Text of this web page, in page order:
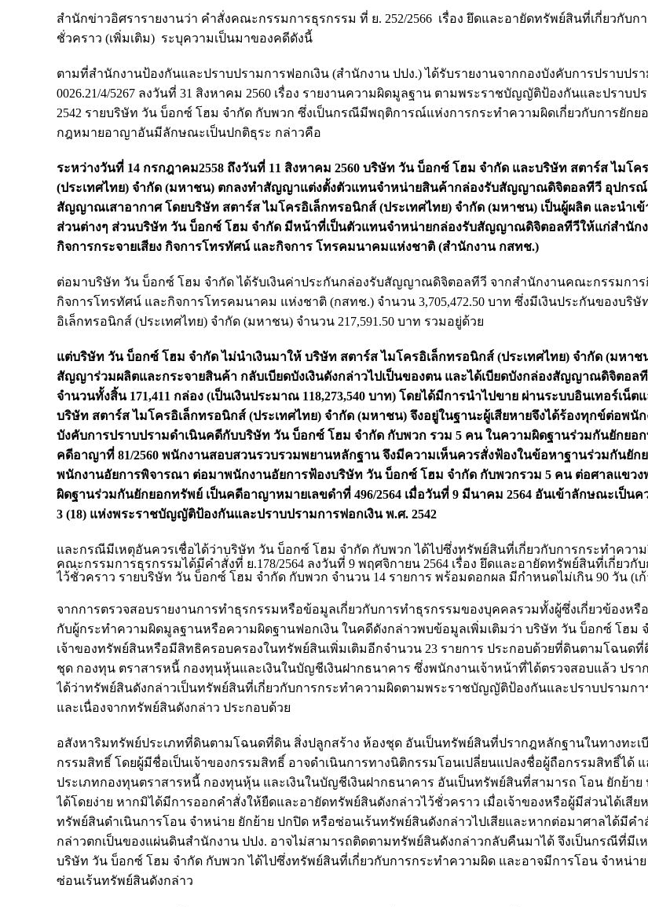
สำนักข่าวอิศรารายงานว่า คำสั่งคณะกรรมการธุรกรรม ที่ ย. 252/2566 เรื่อง ยึดและอายัดทรัพย์สินที่เกี่ยวกับก
ชั่วคราว (เพิ่มเติม) ระบุความเป็นมาของคดีดังนี้
ตามที่สำนักงานป้องกันและปราบปรามการฟอกเงิน (สำนักงาน ปปง.) ได้รับรายงานจากกองบังคับการปราบปร
0026.21/4/5267 ลงวันที่ 31 สิงหาคม 2560 เรื่อง รายงานความผิดมูลฐาน ตามพระราชบัญญัติป้องกันและปราบป
2542 รายบริษัท วัน บ็อกซ์ โฮม จำกัด กับพวก ซึ่งเป็นกรณีมีพฤติการณ์แห่งการกระทำความผิดเกี่ยวกับการยักย
กฎหมายอาญาอันมีลักษณะเป็นปกติธุระ กล่าวคือ
ระหว่างวันที่ 14 กรกฎาคม2558 ถึงวันที่ 11 สิงหาคม 2560 บริษัท วัน บ็อกซ์ โฮม จำกัด และบริษัท สตาร์ส ไมโค
(ประเทศไทย) จำกัด (มหาชน) ตกลงทำสัญญาแต่งตั้งตัวแทนจำหน่ายสินค้ากล่องรับสัญญาณดิจิตอลทีวี อุปกรณ์
สัญญาณเสาอากาศ โดยบริษัท สตาร์ส ไมโครอิเล็กทรอนิกส์ (ประเทศไทย) จำกัด (มหาชน) เป็นผู้ผลิต และนำเ
ส่วนต่างๆ ส่วนบริษัท วัน บ็อกซ์ โฮม จำกัด มีหน้าที่เป็นตัวแทนจำหน่ายกล่องรับสัญญาณดิจิตอลทีวีให้แก่สำนัก
กิจการกระจายเสียง กิจการโทรทัศน์ และกิจการ โทรคมนาคมแห่งชาติ (สำนักงาน กสทช.)
ต่อมาบริษัท วัน บ็อกซ์ โฮม จำกัด ได้รับเงินค่าประกันกล่องรับสัญญาณดิจิตอลทีวี จากสำนักงานคณะกรรมการ
กิจการโทรทัศน์ และกิจการโทรคมนาคม แห่งชาติ (กสทช.) จำนวน 3,705,472.50 บาท ซึ่งมีเงินประกันของบริษั
อิเล็กทรอนิกส์ (ประเทศไทย) จำกัด (มหาชน) จำนวน 217,591.50 บาท รวมอยู่ด้วย
แต่บริษัท วัน บ็อกซ์ โฮม จำกัด ไม่นำเงินมาให้ บริษัท สตาร์ส ไมโครอิเล็กทรอนิกส์ (ประเทศไทย) จำกัด (มหา
สัญญาร่วมผลิตและกระจายสินค้า กลับเบียดบังเงินดังกล่าวไปเป็นของตน และได้เบียดบังกล่องสัญญาณดิจิตอล
จำนวนทั้งสิ้น 171,411 กล่อง (เป็นเงินประมาณ 118,273,540 บาท) โดยได้มีการนำไปขาย ผ่านระบบอินเทอร์เน็ต
บริษัท สตาร์ส ไมโครอิเล็กทรอนิกส์ (ประเทศไทย) จำกัด (มหาชน) จึงอยู่ในฐานะผู้เสียหายจึงได้ร้องทุกข์ต่อพนั
บังคับการปราบปรามดำเนินคดีกับบริษัท วัน บ็อกซ์ โฮม จำกัด กับพวก รวม 5 คน ในความผิดฐานร่วมกันยักยอ
คดีอาญาที่ 81/2560 พนักงานสอบสวนรวบรวมพยานหลักฐาน จึงมีความเห็นควรสั่งฟ้องในข้อหาฐานร่วมกันยัก
พนักงานอัยการพิจารณา ต่อมาพนักงานอัยการฟ้องบริษัท วัน บ็อกซ์ โฮม จำกัด กับพวกรวม 5 คน ต่อศาลแขวง
ผิดฐานร่วมกันยักยอกทรัพย์ เป็นคดีอาญาหมายเลขดำที่ 496/2564 เมื่อวันที่ 9 มีนาคม 2564 อันเข้าลักษณะเป็น
3 (18) แห่งพระราชบัญญัติป้องกันและปราบปรามการฟอกเงิน พ.ศ. 2542
และกรณีมีเหตุอันควรเชื่อได้ว่าบริษัท วัน บ็อกซ์ โฮม จำกัด กับพวก ได้ไปซึ่งทรัพย์สินที่เกี่ยวกับการกระทำควา
คณะกรรมการธุรกรรมได้มีคำสั่งที่ ย.178/2564 ลงวันที่ 9 พฤศจิกายน 2564 เรื่อง ยึดและอายัดทรัพย์สินที่เกี่ยวกั
ไว้ชั่วคราว รายบริษัท วัน บ็อกซ์ โฮม จำกัด กับพวก จำนวน 14 รายการ พร้อมดอกผล มีกำหนดไม่เกิน 90 วัน (เ
จากการตรวจสอบรายงานการทำธุรกรรมหรือข้อมูลเกี่ยวกับการทำธุรกรรมของบุคคลรวมทั้งผู้ซึ่งเกี่ยวข้องหรื
กับผู้กระทำความผิดมูลฐานหรือความผิดฐานฟอกเงิน ในคดีดังกล่าวพบข้อมูลเพิ่มเติมว่า บริษัท วัน บ็อกซ์ โฮม
เจ้าของทรัพย์สินหรือมีสิทธิครอบครองในทรัพย์สินเพิ่มเติมอีกจำนวน 23 รายการ ประกอบด้วยที่ดินตามโฉนดที่
ชุด กองทุน ตราสารหนี้ กองทุนหุ้นและเงินในบัญชีเงินฝากธนาคาร ซึ่งพนักงานเจ้าหน้าที่ได้ตรวจสอบแล้ว ปรา
ได้ว่าทรัพย์สินดังกล่าวเป็นทรัพย์สินที่เกี่ยวกับการกระทำความผิดตามพระราชบัญญัติป้องกันและปราบปรามการ
และเนื่องจากทรัพย์สินดังกล่าว ประกอบด้วย
อสังหาริมทรัพย์ประเภทที่ดินตามโฉนดที่ดิน สิ่งปลูกสร้าง ห้องชุด อันเป็นทรัพย์สินที่ปรากฎหลักฐานในทางทะเ
กรรมสิทธิ์ โดยผู้มีชื่อเป็นเจ้าของกรรมสิทธิ์ อาจดำเนินการทางนิติกรรมโอนเปลี่ยนแปลงชื่อผู้ถือกรรมสิทธิ์ได้
ประเภทกองทุนตราสารหนี้ กองทุนหุ้น และเงินในบัญชีเงินฝากธนาคาร อันเป็นทรัพย์สินที่สามารถ โอน ยักย้าย
ได้โดยง่าย หากมิได้มีการออกคำสั่งให้ยืดและอายัดทรัพย์สินดังกล่าวไว้ชั่วคราว เมื่อเจ้าของหรือผู้มีส่วนได้เสี
ทรัพย์สินดำเนินการโอน จำหน่าย ยักย้าย ปกปิด หรือซ่อนเร้นทรัพย์สินดังกล่าวไปเสียและหากต่อมาศาลได้มีค
กล่าวตกเป็นของแผ่นดินสำนักงาน ปปง. อาจไม่สามารถติดตามทรัพย์สินดังกล่าวกลับคืนมาได้ จึงเป็นกรณีที่มีเ
บริษัท วัน บ็อกซ์ โฮม จำกัด กับพวก ได้ไปซึ่งทรัพย์สินที่เกี่ยวกับการกระทำความผิด และอาจมีการโอน จำหน่า
ซ่อนเร้นทรัพย์สินดังกล่าว